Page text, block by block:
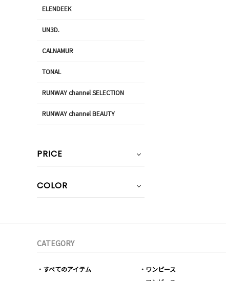
ELENDEEK
UN3D.
CALNAMUR
TONAL
RUNWAY channel SELECTION
RUNWAY channel BEAUTY
PRICE
COLOR
CATEGORY
すべてのアイテム
ワンピース